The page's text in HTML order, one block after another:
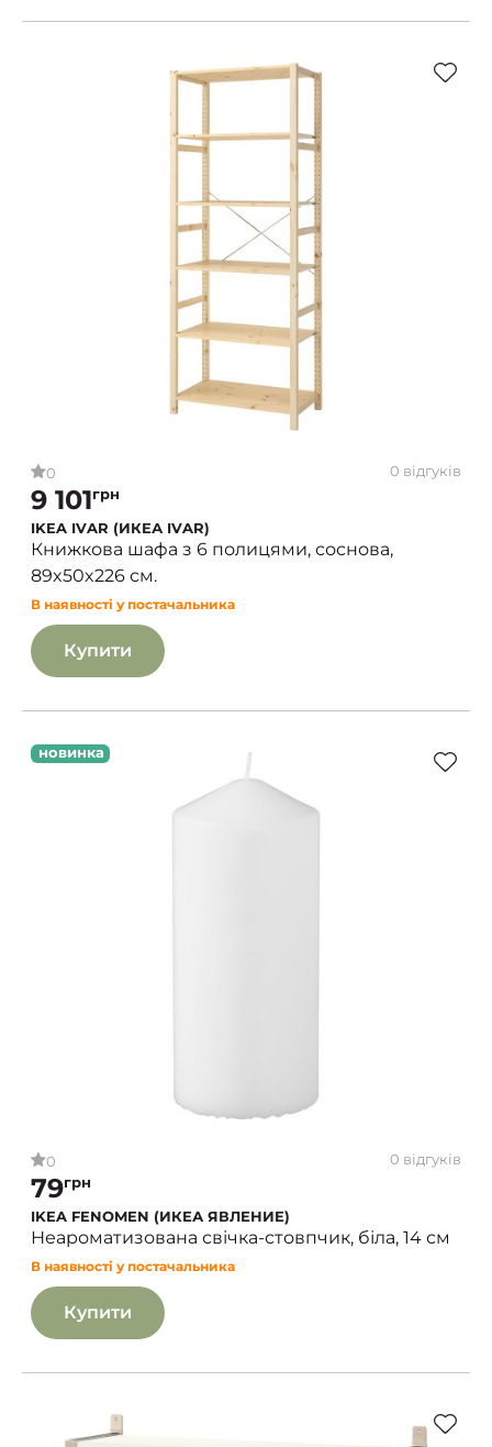
0 0 відгуків
9 101грн
IKEA IVAR (ИКЕА IVAR)
Книжкова шафа з 6 полицями, соснова,
89x50x226 см.
В наявності у постачальника
Купити
новинка
0 0 відгуків
79грн
IKEA FENOMEN (ИКЕА ЯВЛЕНИЕ)
Неароматизована свічка-стовпчик, біла, 14 см
В наявності у постачальника
Купити